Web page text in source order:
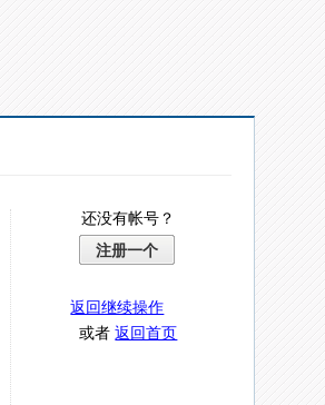
还没有帐号？
注册一个
返回继续操作
或者返回首页